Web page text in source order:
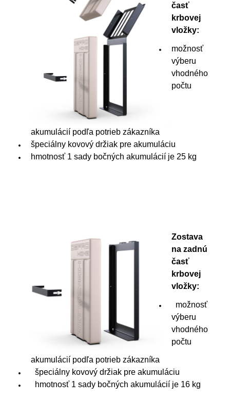
časť
krbovej
vložky:
možnosť
výberu
vhodného
počtu
akumulácií podľa potrieb zákazníka
špeciálny kovový držiak pre akumuláciu
hmotnosť 1 sady bočných akumulácií je 25 kg
Zostava
na zadnú
časť
krbovej
vložky:
možnosť
výberu
vhodného
počtu
akumulácií podľa potrieb zákazníka
špeciálny kovový držiak pre akumuláciu
hmotnosť 1 sady bočných akumulácií je 16 kg